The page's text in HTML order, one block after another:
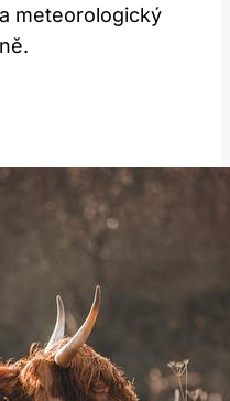
meteorologický